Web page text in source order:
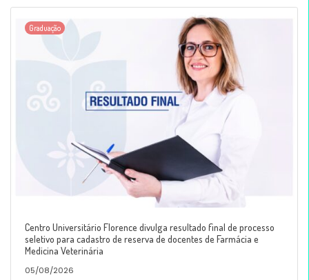
Graduação
Centro Universitário Florence divulga resultado final de processo
seletivo para cadastro de reserva de docentes de Farmácia e
Medicina Veterinária
05/08/2026